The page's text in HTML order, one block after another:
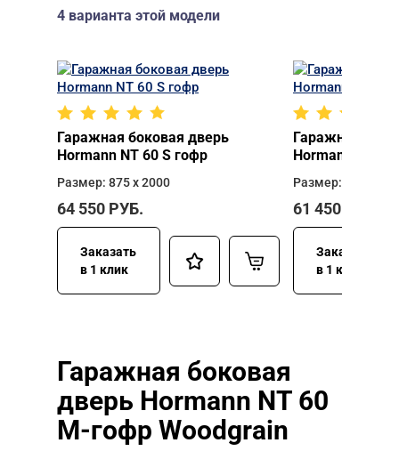
4 варианта этой модели
Гаражная боковая дверь
Hormann NT 60 S гофр
Размер: 875 х 2000
64 550 РУБ.
Заказать
в 1 клик
Гаражная
Hormann NT 60
Размер: 875 х
61 450
Заказать
в 1 клик
Гаражная боковая
дверь Hormann NT 60
M-гофр Woodgrain